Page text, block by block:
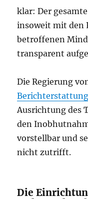
klar: Der
insoweit mit den
betroffenen
transparent
Die Regierung
Berichterstattung
Ausrichtung des
den
vorstellbar und
nicht zutrifft.
Die